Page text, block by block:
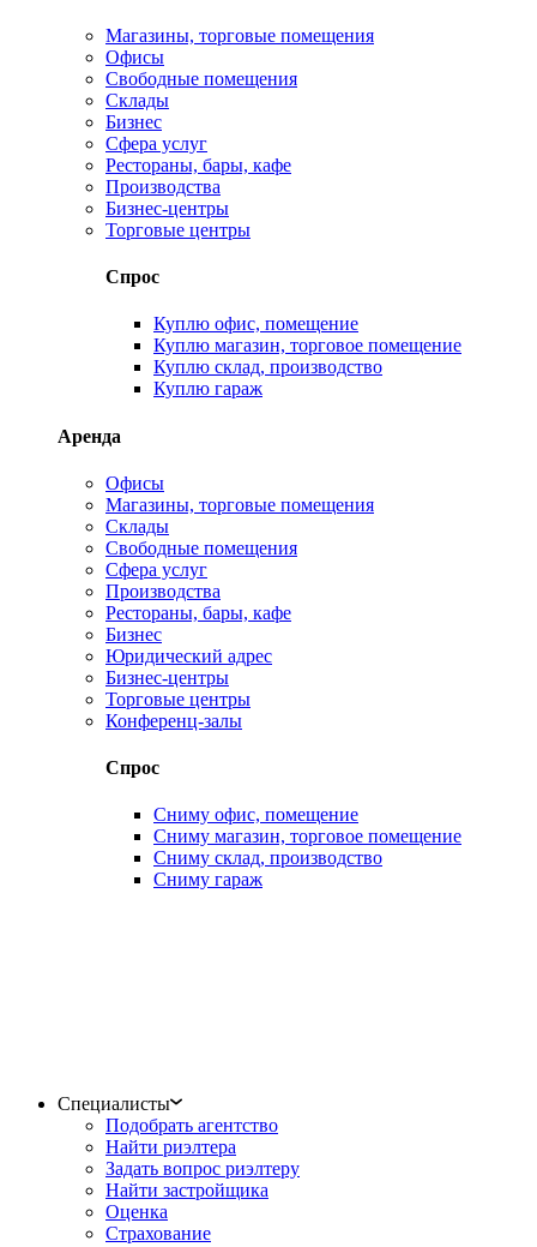
Магазины, торговые помещения
Офисы
Свободные помещения
Склады
Бизнес
Сфера услуг
Рестораны, бары, кафе
Производства
Бизнес-центры
Торговые центры
Спрос
Куплю офис, помещение
Куплю магазин, торговое помещение
Куплю склад, производство
Куплю гараж
Аренда
Офисы
Магазины, торговые помещения
Склады
Свободные помещения
Сфера услуг
Производства
Рестораны, бары, кафе
Бизнес
Юридический адрес
Бизнес-центры
Торговые центры
Конференц-залы
Спрос
Сниму офис, помещение
Сниму магазин, торговое помещение
Сниму склад, производство
Сниму гараж
Специалисты
Подобрать агентство
Найти риэлтера
Задать вопрос риэлтеру
Найти застройщика
Оценка
Страхование